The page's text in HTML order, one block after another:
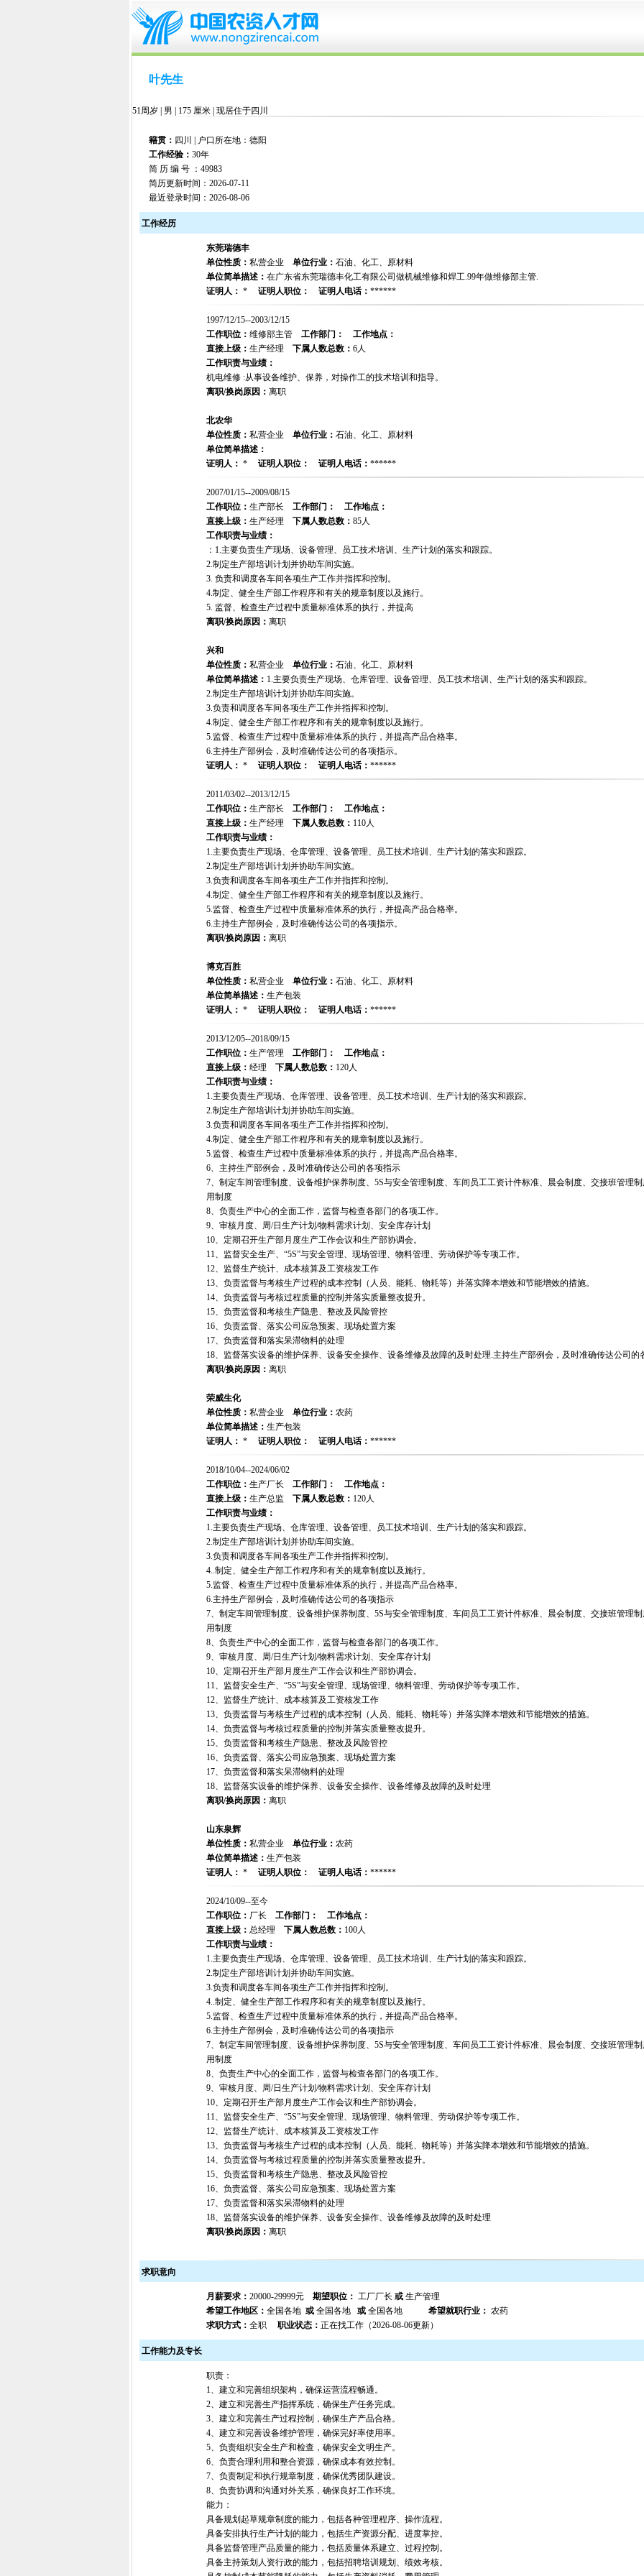
叶先生
51周岁 | 男 | 175 厘米 | 现居住于四川
籍贯： 四川 | 户口所在地：德阳
工作经验： 30年
简 历 编 号 ：49983
简历更新时间：2026-07-11
最近登录时间：2026-08-06
工作经历
东莞瑞德丰
单位性质： 私营企业 单位行业： 石油、化工、原材料
单位简单描述： 在广东省东莞瑞德丰化工有限公司做机械维修和焊工.99年做维修部主管.
证明人： * 证明人职位： 证明人电话： ******
1997/12/15--2003/12/15
工作职位： 维修部主管 工作部门：
工作地点：
直接上级： 生产经理 下属人数总数： 6人
工作职责与业绩：
机电维修 :从事设备维护、保养，对操作工的技术培训和指导。
离职/换岗原因： 离职
北农华
单位性质： 私营企业 单位行业： 石油、化工、原材料
单位简单描述：
证明人： * 证明人职位： 证明人电话： ******
2007/01/15--2009/08/15
工作职位： 生产部长 工作部门：
工作地点：
直接上级： 生产经理 下属人数总数： 85人
工作职责与业绩：
：1.主要负责生产现场、设备管理、员工技术培训、生产计划的落实和跟踪。
2.制定生产部培训计划并协助车间实施。
3. 负责和调度各车间各项生产工作并指挥和控制。
4.制定、健全生产部工作程序和有关的规章制度以及施行。
5. 监督、检查生产过程中质量标准体系的执行，并提高
离职/换岗原因： 离职
兴和
单位性质： 私营企业 单位行业： 石油、化工、原材料
单位简单描述： 1.主要负责生产现场、仓库管理、设备管理、员工技术培训、生产计划的落实和跟踪。
2.制定生产部培训计划并协助车间实施。
3.负责和调度各车间各项生产工作并指挥和控制。
4.制定、健全生产部工作程序和有关的规章制度以及施行。
5.监督、检查生产过程中质量标准体系的执行，并提高产品合格率。
6.主持生产部例会，及时准确传达公司的各项指示。
证明人： * 证明人职位： 证明人电话： ******
2011/03/02--2013/12/15
工作职位： 生产部长 工作部门：
工作地点：
直接上级： 生产经理 下属人数总数： 110人
工作职责与业绩：
1.主要负责生产现场、仓库管理、设备管理、员工技术培训、生产计划的落实和跟踪。
2.制定生产部培训计划并协助车间实施。
3.负责和调度各车间各项生产工作并指挥和控制。
4.制定、健全生产部工作程序和有关的规章制度以及施行。
5.监督、检查生产过程中质量标准体系的执行，并提高产品合格率。
6.主持生产部例会，及时准确传达公司的各项指示。
离职/换岗原因： 离职
博克百胜
单位性质： 私营企业 单位行业： 石油、化工、原材料
单位简单描述： 生产包装
证明人： * 证明人职位： 证明人电话： ******
2013/12/05--2018/09/15
工作职位： 生产管理 工作部门：
工作地点：
直接上级： 经理 下属人数总数： 120人
工作职责与业绩：
1.主要负责生产现场、仓库管理、设备管理、员工技术培训、生产计划的落实和跟踪。
2.制定生产部培训计划并协助车间实施。
3.负责和调度各车间各项生产工作并指挥和控制。
4.制定、健全生产部工作程序和有关的规章制度以及施行。
5.监督、检查生产过程中质量标准体系的执行，并提高产品合格率。
6、主持生产部例会，及时准确传达公司的各项指示
7、制定车间管理制度、设备维护保养制度、5S与安全管理制度、车间员工工资计件标准、晨会制度、交接班管理
用制度
8、负责生产中心的全面工作，监督与检查各部门的各项工作。
9、审核月度、周/日生产计划/物料需求计划、安全库存计划
10、定期召开生产部月度生产工作会议和生产部协调会。
11、监督安全生产、“5S”与安全管理、现场管理、物料管理、劳动保护等专项工作。
12、监督生产统计、成本核算及工资核发工作
13、负责监督与考核生产过程的成本控制（人员、能耗、物耗等）并落实降本增效和节能增效的措施。
14、负责监督与考核过程质量的控制并落实质量整改提升。
15、负责监督和考核生产隐患、整改及风险管控
16、负责监督、落实公司应急预案、现场处置方案
17、负责监督和落实呆滞物料的处理
18、监督落实设备的维护保养、设备安全操作、设备维修及故障的及时处理.主持生产部例会，及时准确传达公司的
离职/换岗原因： 离职
荣威生化
单位性质： 私营企业 单位行业： 农药
单位简单描述： 生产包装
证明人： * 证明人职位： 证明人电话： ******
2018/10/04--2024/06/02
工作职位： 生产厂长 工作部门：
工作地点：
直接上级： 生产总监 下属人数总数： 120人
工作职责与业绩：
1.主要负责生产现场、仓库管理、设备管理、员工技术培训、生产计划的落实和跟踪。
2.制定生产部培训计划并协助车间实施。
3.负责和调度各车间各项生产工作并指挥和控制。
4..制定、健全生产部工作程序和有关的规章制度以及施行。
5.监督、检查生产过程中质量标准体系的执行，并提高产品合格率。
6.主持生产部例会，及时准确传达公司的各项指示
7、制定车间管理制度、设备维护保养制度、5S与安全管理制度、车间员工工资计件标准、晨会制度、交接班管理
用制度
8、负责生产中心的全面工作，监督与检查各部门的各项工作。
9、审核月度、周/日生产计划/物料需求计划、安全库存计划
10、定期召开生产部月度生产工作会议和生产部协调会。
11、监督安全生产、“5S”与安全管理、现场管理、物料管理、劳动保护等专项工作。
12、监督生产统计、成本核算及工资核发工作
13、负责监督与考核生产过程的成本控制（人员、能耗、物耗等）并落实降本增效和节能增效的措施。
14、负责监督与考核过程质量的控制并落实质量整改提升。
15、负责监督和考核生产隐患、整改及风险管控
16、负责监督、落实公司应急预案、现场处置方案
17、负责监督和落实呆滞物料的处理
18、监督落实设备的维护保养、设备安全操作、设备维修及故障的及时处理
离职/换岗原因： 离职
山东泉辉
单位性质： 私营企业 单位行业： 农药
单位简单描述： 生产包装
证明人： * 证明人职位： 证明人电话： ******
2024/10/09--至今
工作职位： 厂长 工作部门：
工作地点：
直接上级： 总经理 下属人数总数： 100人
工作职责与业绩：
1.主要负责生产现场、仓库管理、设备管理、员工技术培训、生产计划的落实和跟踪。
2.制定生产部培训计划并协助车间实施。
3.负责和调度各车间各项生产工作并指挥和控制。
4..制定、健全生产部工作程序和有关的规章制度以及施行。
5.监督、检查生产过程中质量标准体系的执行，并提高产品合格率。
6.主持生产部例会，及时准确传达公司的各项指示
7、制定车间管理制度、设备维护保养制度、5S与安全管理制度、车间员工工资计件标准、晨会制度、交接班管理
用制度
8、负责生产中心的全面工作，监督与检查各部门的各项工作。
9、审核月度、周/日生产计划/物料需求计划、安全库存计划
10、定期召开生产部月度生产工作会议和生产部协调会。
11、监督安全生产、“5S”与安全管理、现场管理、物料管理、劳动保护等专项工作。
12、监督生产统计、成本核算及工资核发工作
13、负责监督与考核生产过程的成本控制（人员、能耗、物耗等）并落实降本增效和节能增效的措施。
14、负责监督与考核过程质量的控制并落实质量整改提升。
15、负责监督和考核生产隐患、整改及风险管控
16、负责监督、落实公司应急预案、现场处置方案
17、负责监督和落实呆滞物料的处理
18、监督落实设备的维护保养、设备安全操作、设备维修及故障的及时处理
离职/换岗原因： 离职
求职意向
月薪要求： 20000-29999元 期望职位： 工厂厂长 或 生产管理
希望工作地区： 全国各地 或 全国各地 或 全国各地 希望就职行业： 农药
求职方式： 全职 职业状态： 正在找工作（2026-08-06更新）
工作能力及专长
职责：
1、建立和完善组织架构，确保运营流程畅通。
2、建立和完善生产指挥系统，确保生产任务完成。
3、建立和完善生产过程控制，确保生产产品合格。
4、建立和完善设备维护管理，确保完好率使用率。
5、负责组织安全生产和检查，确保安全文明生产。
6、负责合理利用和整合资源，确保成本有效控制。
7、负责制定和执行规章制度，确保优秀团队建设。
8、负责协调和沟通对外关系，确保良好工作环境。
能力：
具备规划起草规章制度的能力，包括各种管理程序、操作流程。
具备安排执行生产计划的能力，包括生产资源分配、进度掌控。
具备监督管理产品质量的能力，包括质量体系建立、过程控制。
具备主持策划人资行政的能力，包括招聘培训规划、绩效考核。